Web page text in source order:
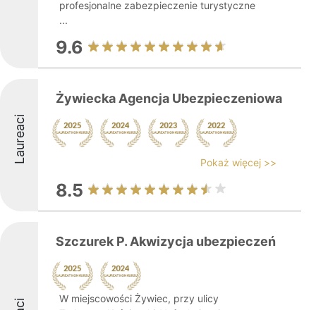
profesjonalne zabezpieczenie turystyczne
...
9.6
Laureaci
Żywiecka Agencja Ubezpieczeniowa
Pokaż więcej >>
8.5
Szczurek P. Akwizycja ubezpieczeń
W miejscowości Żywiec, przy ulicy